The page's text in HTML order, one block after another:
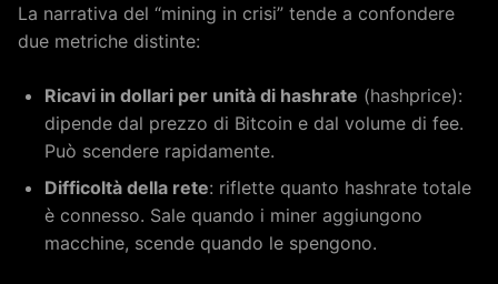
La narrativa del “mining in crisi” tende a confondere
due metriche distinte:
Ricavi in dollari per unità di hashrate (hashprice):
dipende dal prezzo di Bitcoin e dal volume di fee.
Può scendere rapidamente.
Difficoltà della rete: riflette quanto hashrate totale
è connesso. Sale quando i miner aggiungono
macchine, scende quando le spengono.